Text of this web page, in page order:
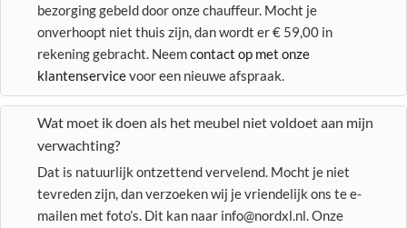
bezorging gebeld door onze chauffeur. Mocht je
onverhoopt niet thuis zijn, dan wordt er € 59,00 in
rekening gebracht. Neemcontact op met onze
klantenservicevoor een nieuwe afspraak.
Wat moet ik doen als het meubel niet voldoet aan mijn
verwachting?
Dat is natuurlijk ontzettend vervelend. Mocht je niet
tevreden zijn, dan verzoeken wij je vriendelijk ons te e-
mailen met foto’s. Dit kan naar info@nordxl.nl. Onze